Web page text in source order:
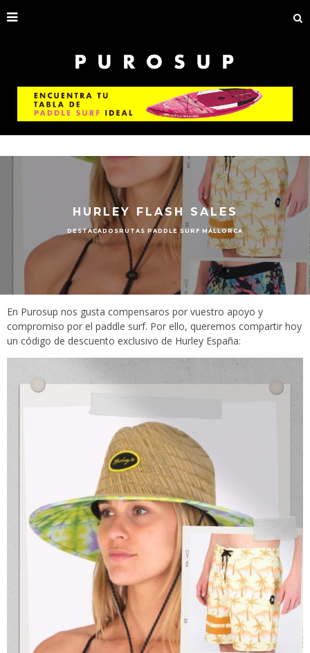
HURLEY FLASH SALES
DESTACADOSRUTAS PADDLE SURF MALLORCA
En Purosup nos gusta compensaros por vuestro apoyo y
compromiso por el paddle surf. Por ello, queremos compartir hoy
un código de descuento exclusivo de Hurley España: